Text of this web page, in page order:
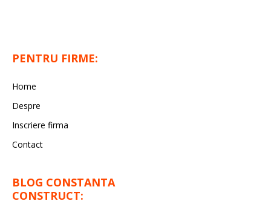
PENTRU FIRME:
Home
Despre
Inscriere firma
Contact
BLOG CONSTANTA
CONSTRUCT: